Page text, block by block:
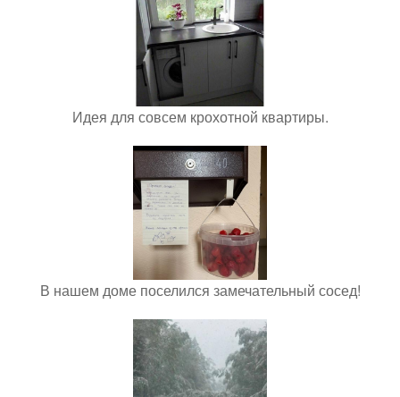
Идея для совсем крохотной квартиры.
В нашем доме поселился замечательный сосед!